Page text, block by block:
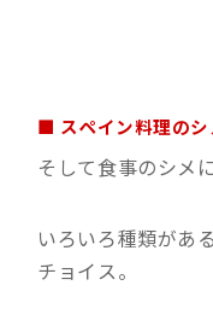
■ スペイン料理の
そして食事のシメ
いろいろ種類があ
チョイス。